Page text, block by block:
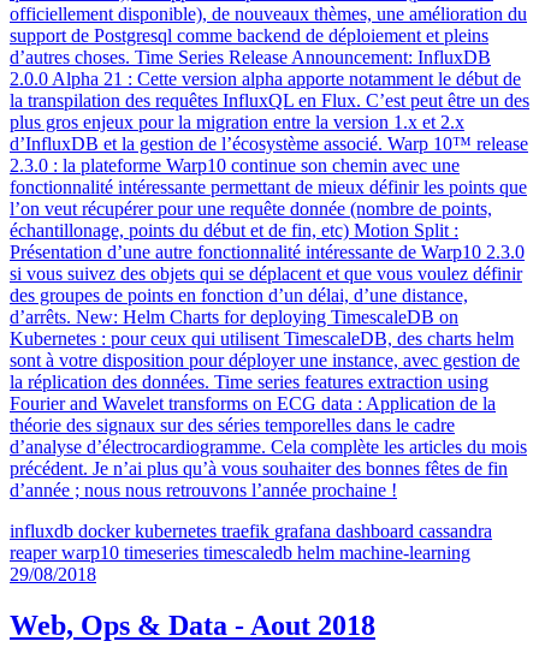
officiellement disponible), de nouveaux thèmes, une amélioration du
support de Postgresql comme backend de déploiement et pleins
d’autres choses. Time Series Release Announcement: InfluxDB
2.0.0 Alpha 21 : Cette version alpha apporte notamment le début de
la transpilation des requêtes InfluxQL en Flux. C’est peut être un des
plus gros enjeux pour la migration entre la version 1.x et 2.x
d’InfluxDB et la gestion de l’écosystème associé. Warp 10™ release
2.3.0 : la plateforme Warp10 continue son chemin avec une
fonctionnalité intéressante permettant de mieux définir les points que
l’on veut récupérer pour une requête donnée (nombre de points,
échantillonage, points du début et de fin, etc) Motion Split :
Présentation d’une autre fonctionnalité intéressante de Warp10 2.3.0
si vous suivez des objets qui se déplacent et que vous voulez définir
des groupes de points en fonction d’un délai, d’une distance,
d’arrêts. New: Helm Charts for deploying TimescaleDB on
Kubernetes : pour ceux qui utilisent TimescaleDB, des charts helm
sont à votre disposition pour déployer une instance, avec gestion de
la réplication des données. Time series features extraction using
Fourier and Wavelet transforms on ECG data : Application de la
théorie des signaux sur des séries temporelles dans le cadre
d’analyse d’électrocardiogramme. Cela complète les articles du mois
précédent. Je n’ai plus qu’à vous souhaiter des bonnes fêtes de fin
d’année ; nous nous retrouvons l’année prochaine !
influxdb docker kubernetes traefik grafana dashboard cassandra
reaper warp10 timeseries timescaledb helm machine-learning
29/08/2018
Web, Ops & Data - Aout 2018